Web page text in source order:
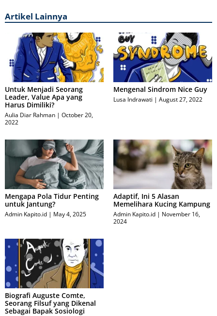
Artikel Lainnya
Untuk Menjadi Seorang
Leader, Value Apa yang
Harus Dimiliki?
Aulia Diar Rahman
October 20,
2022
Mengenal Sindrom Nice Guy
Lusa Indrawati August 27, 2022
Mengapa Pola Tidur Penting
untuk Jantung?
Admin Kapito.id May 4, 2025
Adaptif, Ini 5 Alasan
Memelihara Kucing Kampung
Admin Kapito.id
November 16,
2024
Biografi Auguste Comte,
Seorang Filsuf yang Dikenal
Sebagai Bapak Sosiologi